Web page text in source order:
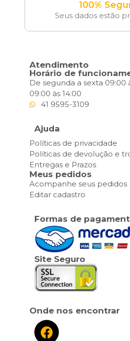
100%
Seus dados estão
Atendimento
Horário de
De segunda a sexta 09:00
09:00 às 14:00
41 9595-3109
Ajuda
Políticas de privacidade
Políticas de devolução e
Entregas e Prazos
Meus pedidos
Acompanhe seus pedidos
Editar cadastro
Formas de
Site Seguro
Onde nos encontrar